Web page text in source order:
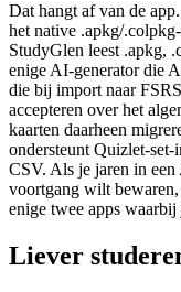
Dat hangt af van de
het native .apkg/
StudyGlen leest .apkg,
enige AI-generator die
die bij import naar
accepteren over het
kaarten daarheen
ondersteunt Quizlet-
CSV. Als je jaren in
voortgang wilt
enige twee apps
Liever